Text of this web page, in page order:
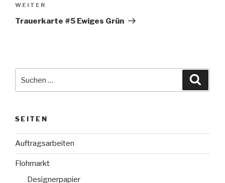
Nächster
Beitrag
WEITER
Trauerkarte #5 Ewiges Grün
nach:
SEITEN
Auftragsarbeiten
Flohmarkt
Designerpapier